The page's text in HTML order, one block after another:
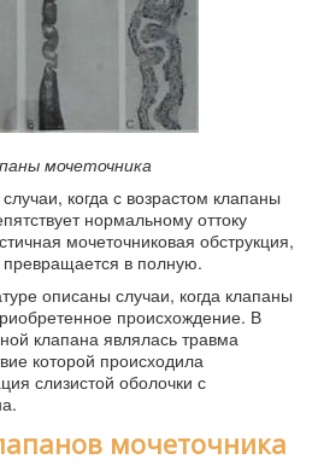
мочеточника
когда с возрастом клапаны
нормальному оттоку
мочеточниковая обструкция,
в полную.
описаны случаи, когда клапаны
происхождение. В
клапана являлась травма
которой происходила
слизистой оболочки с
мочеточника